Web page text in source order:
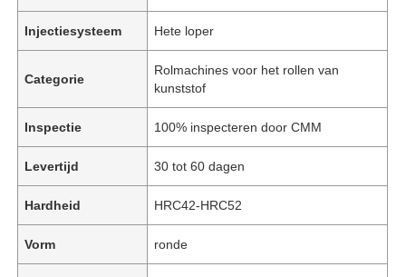
Injectiesysteem Hete loper
Categorie
Rolmachines voor het rollen van
kunststof
Inspectie 100% inspecteren door CMM
Levertijd 30 tot 60 dagen
Hardheid HRC42-HRC52
Vorm ronde